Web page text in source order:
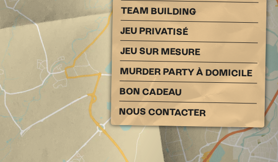
TEAM BUILDING
JEU PRIVATISÉ
JEU SUR MESURE
MURDER PARTY À DOMICILE
BON CADEAU
NOUS CONTACTER